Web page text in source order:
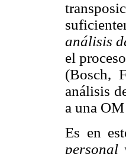
análisis
el
(Bosch,
análisis
a una
Es en
personal